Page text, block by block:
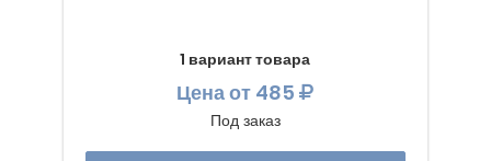
1 вариант товара
Ценаот 485
Под заказ